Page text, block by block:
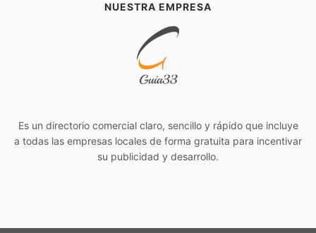
NUESTRA EMPRESA
Es un directorio comercial claro, sencillo y rápido que incluye
a todas las empresas locales de forma gratuita para incentivar
su publicidad y desarrollo.